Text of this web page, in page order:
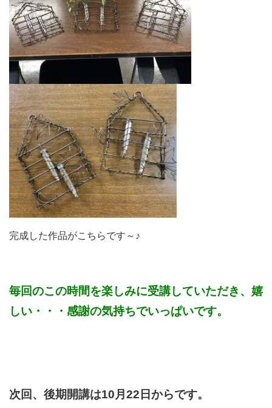
完成した作品がこちらです～♪
毎回のこの時間を楽しみに受講していただき、嬉
しい・・・感謝の気持ちでいっぱいです。
次回、後期開講は10月22日からです。